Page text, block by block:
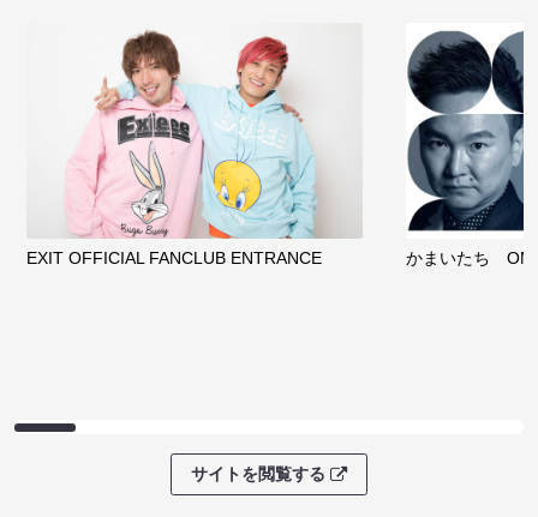
EXIT OFFICIAL FANCLUB ENTRANCE かまいたち
サイトを閲覧する